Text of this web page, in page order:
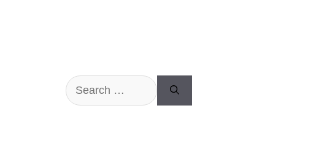
Search
for: